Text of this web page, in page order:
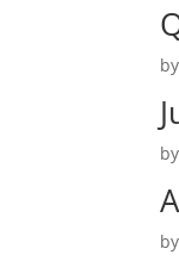
by
by
by